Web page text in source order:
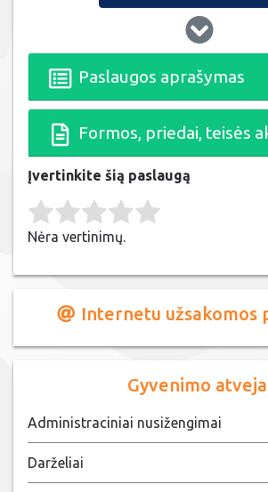
Paslaugos aprašymas
Formos, priedai, teisės
Įvertinkite šią paslaugą
Rate this item:
Nėra vertinimų.
Internetu užsakomos
Gyvenimo
Administraciniai nusižengimai
Darželiai